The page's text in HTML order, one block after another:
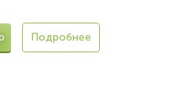
Подробнее